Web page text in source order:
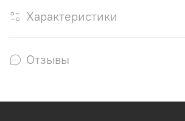
Характеристики
Отзывы